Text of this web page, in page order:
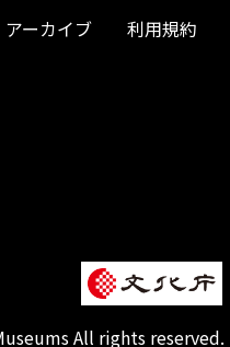
ーカイブ
利用規約
All rights reserved.